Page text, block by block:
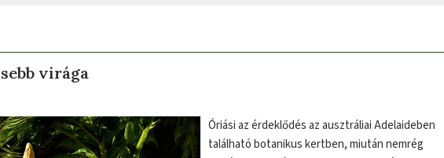
virága
Óriási az érdeklődés az ausztráliai Adelaideben
található botanikus kertben, miután nemrég